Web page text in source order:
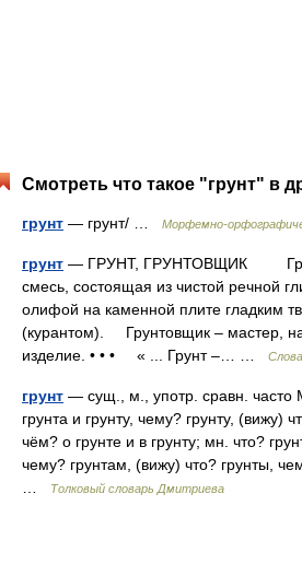
Смотреть что такое "грунт" в
грунт — грунт/ … Морфемно-
грунт — ГРУНТ, ГРУНТОВЩИК
смесь, состоящая из чистой речной
олифой на каменной плите гладким
(курантом). Грунтовщик – мастер,
изделие. • • • « ... Грунт –… …
грунт — сущ., м., употр. сравн. часто
грунта и грунту, чему? грунту, (вижу)
чём? о грунте и в грунту; мн. что?
чему? грунтам, (вижу) что? грунты,
Толковый словарь Дмитриева